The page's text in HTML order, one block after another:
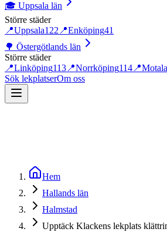
🎓 Uppsala län
Större städer
📍Uppsala122 📍Enköping41
🌳 Östergötlands län
Större städer
📍Linköping113 📍Norrköping114 📍Motala
Sök lekplatserOm oss
Hem
Hallands län
Halmstad
Upptäck Klackens lekplats